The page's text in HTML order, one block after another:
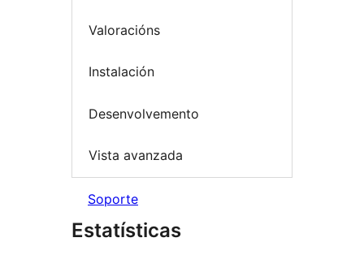
Valoracións
Instalación
Desenvolvemento
Vista avanzada
Soporte
Estatísticas